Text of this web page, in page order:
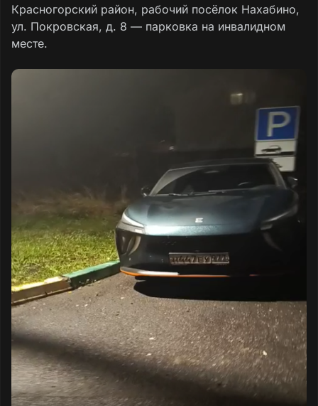
Красногорский район, рабочий посёлок Нахабино,
ул. Покровская, д. 8 — парковка на инвалидном
месте.